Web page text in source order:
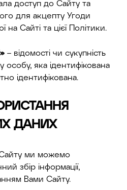
доступ до Сайту та
для акцепту Угоди
на Сайті та цієї Політики.
– відомості чи сукупність
особу, яка ідентифікована
ідентифікована.
ДАНИХ
Сайту ми можемо
збір інформації,
Вами Сайту.